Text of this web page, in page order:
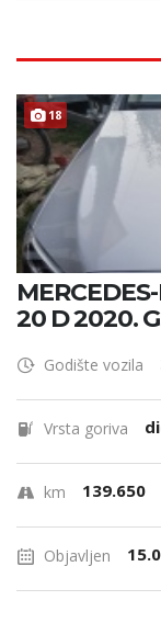
18
20 D 2020.
Godište vozila
Vrsta goriva
km 139.650
Objavljen